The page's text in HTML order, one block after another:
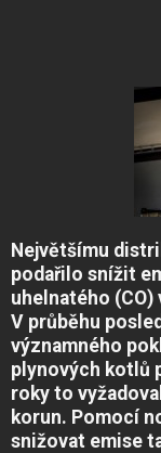
Největšímu
podařilo snížit
uhelnatého
V průběhu
významného
plynových kotlů
roky to
korun. Pomocí
snižovat emise